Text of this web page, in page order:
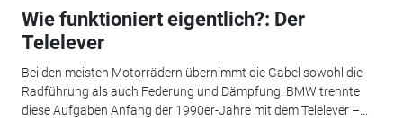
Wie funktioniert eigentlich?: Der
Telelever
Bei den meisten Motorrädern übernimmt die Gabel sowohl die
Radführung als auch Federung und Dämpfung. BMW trennte
diese Aufgaben Anfang der 1990er-Jahre mit dem Telelever –...